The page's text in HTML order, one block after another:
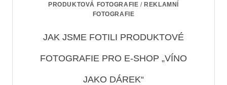
PRODUKTOVÁ FOTOGRAFIE / REKLAMNÍ
FOTOGRAFIE
JAK JSME FOTILI PRODUKTOVÉ
FOTOGRAFIE PRO E-SHOP „VÍNO
JAKO DÁREK“